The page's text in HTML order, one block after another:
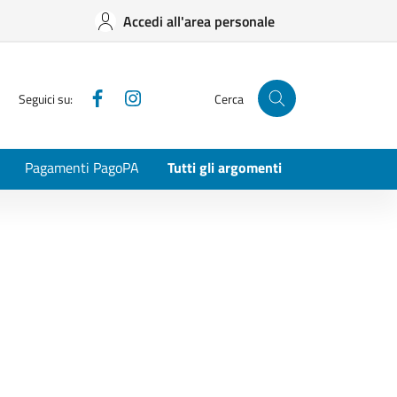
Accedi all'area personale
Seguici su: Facebook Cerca
Pagamenti PagoPA Tutti gli argomenti